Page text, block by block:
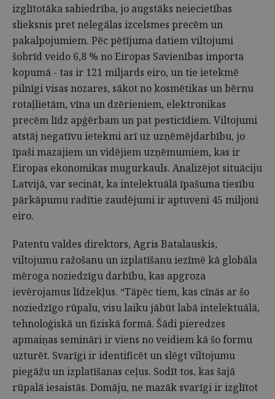
izglītotāka sabiedrība, jo augstāks neiecietības
slieksnis pret nelegālas izcelsmes precēm un
pakalpojumiem. Pēc pētījuma datiem viltojumi
šobrīd veido 6,8 % no Eiropas Savienības importa
kopumā - tas ir 121 miljards eiro, un tie ietekmē
pilnīgi visas nozares, sākot no kosmētikas un bērnu
rotaļlietām, vīna un dzērieniem, elektronikas
precēm līdz apģērbam un pat pesticīdiem. Viltojumi
atstāj negatīvu ietekmi arī uz uzņēmējdarbību, jo
īpaši mazajiem un vidējiem uzņēmumiem, kas ir
Eiropas ekonomikas mugurkauls. Analizējot situāciju
Latvijā, var secināt, ka intelektuālā īpašuma tiesību
pārkāpumu radītie zaudējumi ir aptuveni 45 miljoni
eiro.
Patentu valdes direktors, Agris Batalauskis,
viltojumu ražošanu un izplatīšanu iezīmē kā globāla
mēroga noziedzīgu darbību, kas apgroza
ievērojamus līdzekļus. “Tāpēc tiem, kas cīnās ar šo
noziedzīgo rūpalu, visu laiku jābūt labā intelektuālā,
tehnoloģiskā un fiziskā formā. Šādi pieredzes
apmaiņas semināri ir viens no veidiem kā šo formu
uzturēt. Svarīgi ir identificēt un slēgt viltojumu
piegāžu un izplatīšanas ceļus. Sodīt tos, kas šajā
rūpalā iesaistās. Domāju, ne mazāk svarīgi ir izglītot